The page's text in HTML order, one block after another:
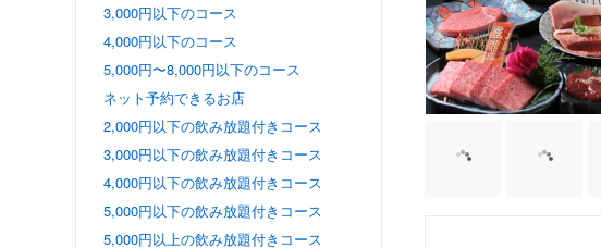
3,000円以下のコース
4,000円以下のコース
5,000円〜8,000円以下のコース
ネット予約できるお店
2,000円以下の飲み放題付きコース
3,000円以下の飲み放題付きコース
4,000円以下の飲み放題付きコース
5,000円以下の飲み放題付きコース
5,000円以上の飲み放題付きコース